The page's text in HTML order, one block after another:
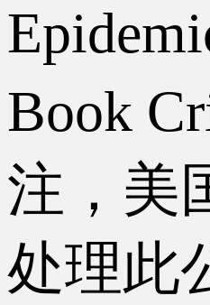
Book
注，美
处理此